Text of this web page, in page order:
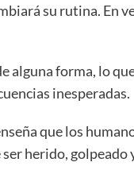
su rutina. En
alguna forma, lo
inesperadas.
que los
ser herido,